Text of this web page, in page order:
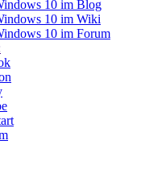
10 im Blog
10 im Wiki
10 im Forum